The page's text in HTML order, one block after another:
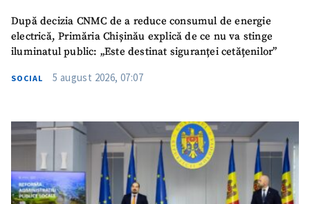
După decizia CNMC de a reduce consumul de energie
electrică, Primăria Chișinău explică de ce nu va stinge
iluminatul public: „Este destinat siguranței cetățenilor”
SOCIAL 5 august 2026, 07:07